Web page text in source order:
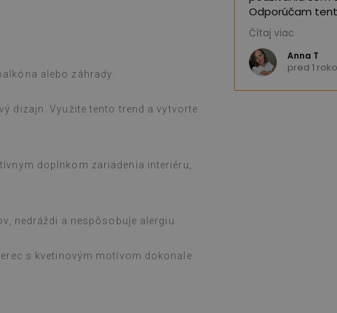
alebo záhrady.
dizajn. Využite tento trend a vytvorte
doplnkom zariadenia interiéru,
nedráždi a nespôsobuje alergiu.
s kvetinovým motívom dokonale
1 rokom
Odporúčam
(Preložené
Čítaj viac
Anna T
pred 1